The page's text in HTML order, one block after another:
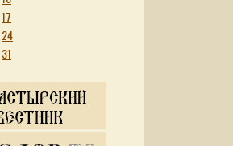
17
24
31